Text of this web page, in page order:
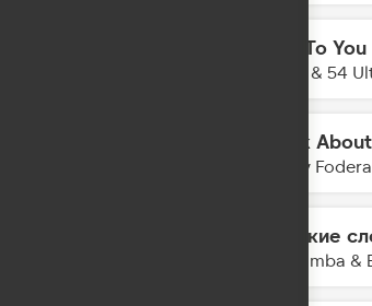
Talk To You
Anotr & 54
Think
Sonny
Громкие
The Limba &